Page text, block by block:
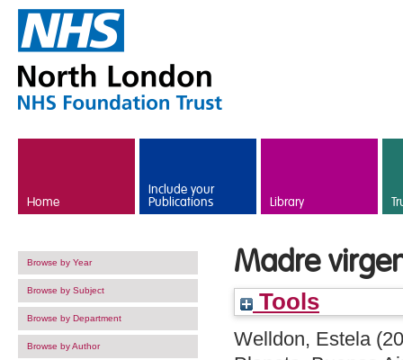
Home
Include your
Publications Library
Browse by Year
Browse by Subject
Browse by Department
Browse by Author
Madre
Tools
Welldon, Estela